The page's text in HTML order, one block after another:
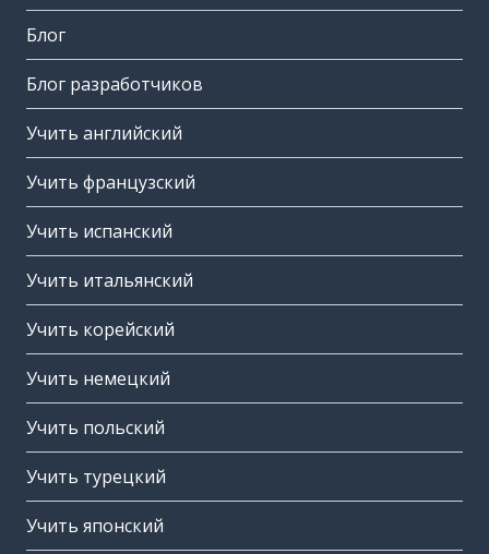
Блог
Блог разработчиков
Учить английский
Учить французский
Учить испанский
Учить итальянский
Учить корейский
Учить немецкий
Учить польский
Учить турецкий
Учить японский